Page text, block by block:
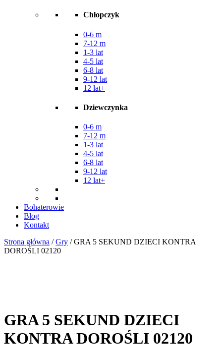
Chłopczyk
0-6 m
7-12 m
1-3 lat
4-5 lat
6-8 lat
9-12 lat
12 lat+
Dziewczynka
0-6 m
7-12 m
1-3 lat
4-5 lat
6-8 lat
9-12 lat
12 lat+
Bohaterowie
Blog
Kontakt
Strona główna /Gry / GRA 5 SEKUND DZIECI KONTRA
DOROŚLI 02120
GRA 5 SEKUND DZIECI
KONTRA DOROŚLI 02120